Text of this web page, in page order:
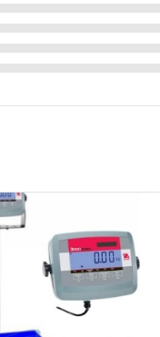
500kg.